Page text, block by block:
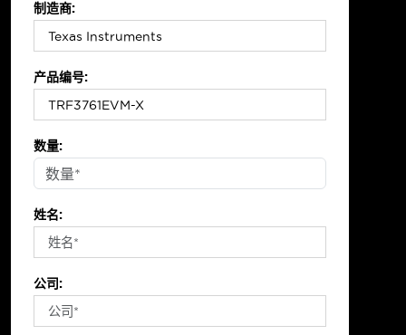
制造商:
产品编号:
数量:
姓名:
公司: